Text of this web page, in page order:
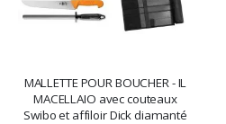
MALLETTE POUR BOUCHER - IL
MACELLAIO avec couteaux
Swibo et affiloir Dick diamanté